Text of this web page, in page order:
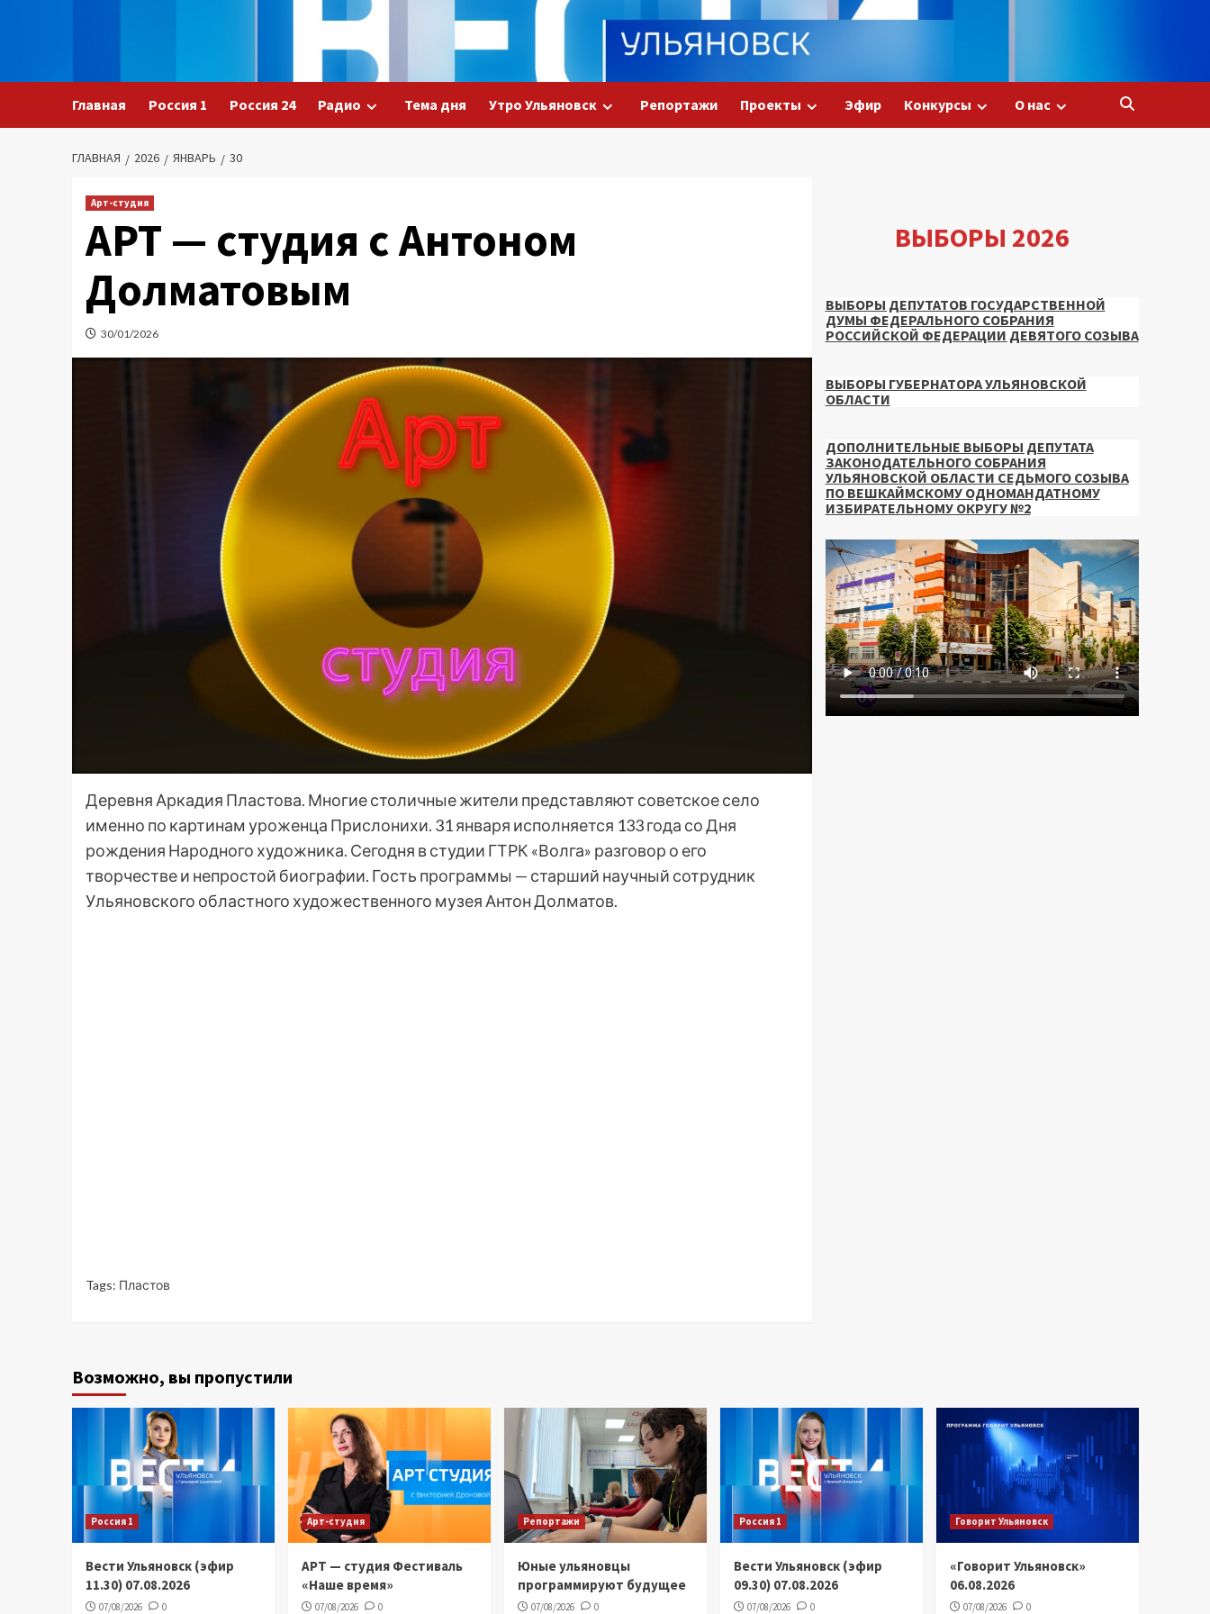
Главная Россия 1 Россия 24 Радио Тема дня Утро Ульяновск Репортажи Проекты Эфир Конкурсы О нас
ГЛАВНАЯ 2026 ЯНВАРЬ 30
Арт-студия
АРТ — студия с Антоном
Долматовым
30/01/2026
Деревня Аркадия Пластова. Многие столичные жители представляют советское село
именно по картинам уроженца Прислонихи. 31 января исполняется 133 года со Дня
рождения Народного художника. Сегодня в студии ГТРК «Волга» разговор о его
творчестве и непростой биографии. Гость программы — старший научный сотрудник
Ульяновского областного художественного музея Антон Долматов.
Tags: Пластов
ВЫБОРЫ 2026
ВЫБОРЫ ДЕПУТАТОВ ГОСУДАРСТВЕННОЙ
ДУМЫ ФЕДЕРАЛЬНОГО СОБРАНИЯ
РОССИЙСКОЙ ФЕДЕРАЦИИ ДЕВЯТОГО СОЗЫВА
ВЫБОРЫ ГУБЕРНАТОРА УЛЬЯНОВСКОЙ
ОБЛАСТИ
ДОПОЛНИТЕЛЬНЫЕ ВЫБОРЫ ДЕПУТАТА
ЗАКОНОДАТЕЛЬНОГО СОБРАНИЯ
УЛЬЯНОВСКОЙ ОБЛАСТИ СЕДЬМОГО СОЗЫВА
ПО ВЕШКАЙМСКОМУ ОДНОМАНДАТНОМУ
ИЗБИРАТЕЛЬНОМУ ОКРУГУ №2
Возможно, вы пропустили
Россия 1
Вести Ульяновск (эфир
11.30) 07.08.2026
07/08/2026 0
Арт-студия
АРТ — студия Фестиваль
«Наше время»
07/08/2026 0
Репортажи
Юные ульяновцы
программируют будущее
07/08/2026 0
Россия 1
Вести Ульяновск (эфир
09.30) 07.08.2026
07/08/2026 0
Говорит Ульяновск
«Говорит Ульяновск»
06.08.2026
07/08/2026 0